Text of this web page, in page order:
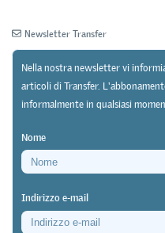
Newsletter
22/06/26
La retribuzione per la
Newsletter Transfer
Nella nostra newsletter vi
articoli di Transfer.
informalmente in qualsiasi
Nome
Indirizzo e-mail